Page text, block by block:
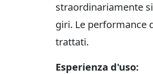
straordinariamente
giri. Le performance
trattati.
Esperienza d'uso: